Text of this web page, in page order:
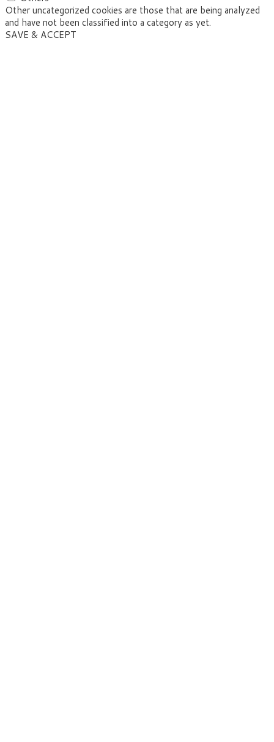
Other uncategorized cookies are those that are being analyzed
and have not been classified into a category as yet.
SAVE & ACCEPT